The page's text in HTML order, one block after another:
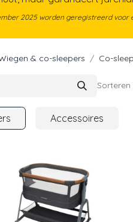
2025 worden geregistreerd voor
& co-sleepers Co-
Sorteren
Accessoires